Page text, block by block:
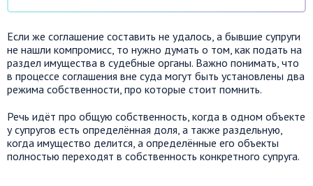
Если же соглашение составить не удалось, а бывшие супруги
не нашли компромисс, то нужно думать о том, как подать на
раздел имущества в судебные органы. Важно понимать, что
в процессе соглашения вне суда могут быть установлены два
режима собственности, про которые стоит помнить.
Речь идёт про общую собственность, когда в одном объекте
у супругов есть определённая доля, а также раздельную,
когда имущество делится, а определённые его объекты
полностью переходят в собственность конкретного супруга.